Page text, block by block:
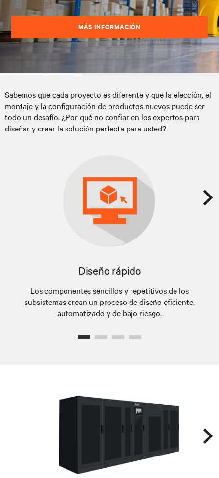
MÁS INFORMACIÓN
Sabemos que cada proyecto es diferente y que la elección, el
montaje y la configuración de productos nuevos puede ser
todo un desafío. ¿Por qué no confiar en los expertos para
diseñar y crear la solución perfecta para usted?
Diseño rápido
Los componentes sencillos y repetitivos de los
subsistemas crean un proceso de diseño eficiente,
automatizado y de bajo riesgo.